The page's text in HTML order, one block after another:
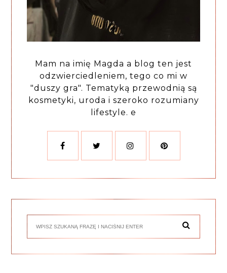
Mam na imię Magda a blog ten jest
odzwierciedleniem, tego co mi w
"duszy gra". Tematyką przewodnią są
kosmetyki, uroda i szeroko rozumiany
lifestyle. e